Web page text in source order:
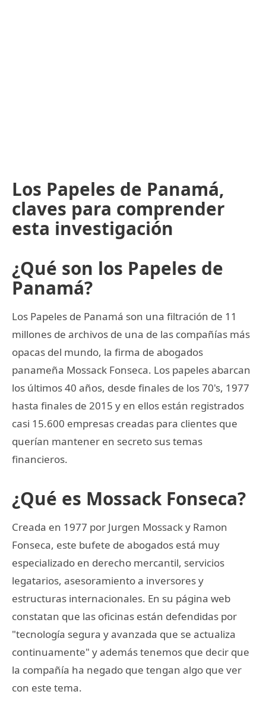
Los Papeles de Panamá,
claves para comprender
esta investigación
¿Qué son los Papeles de
Panamá?
Los Papeles de Panamá son una filtración de 11
millones de archivos de una de las compañías más
opacas del mundo, la firma de abogados
panameña Mossack Fonseca. Los papeles abarcan
los últimos 40 años, desde finales de los 70's, 1977
hasta finales de 2015 y en ellos están registrados
casi 15.600 empresas creadas para clientes que
querían mantener en secreto sus temas
financieros.
¿Qué es Mossack Fonseca?
Creada en 1977 por Jurgen Mossack y Ramon
Fonseca, este bufete de abogados está muy
especializado en derecho mercantil, servicios
legatarios, asesoramiento a inversores y
estructuras internacionales. En su página web
constatan que las oficinas están defendidas por
"tecnología segura y avanzada que se actualiza
continuamente" y además tenemos que decir que
la compañía ha negado que tengan algo que ver
con este tema.